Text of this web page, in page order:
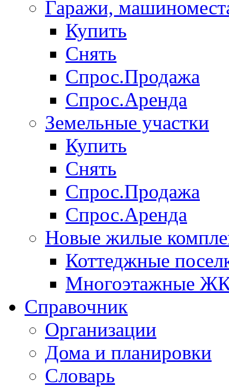
Гаражи,
Купить
Снять
Спрос.Продажа
Спрос.Аренда
Земельные участки
Купить
Снять
Спрос.Продажа
Спрос.Аренда
Новые жилые
Коттеджные
Многоэтажные
Справочник
Организации
Дома и планировки
Словарь